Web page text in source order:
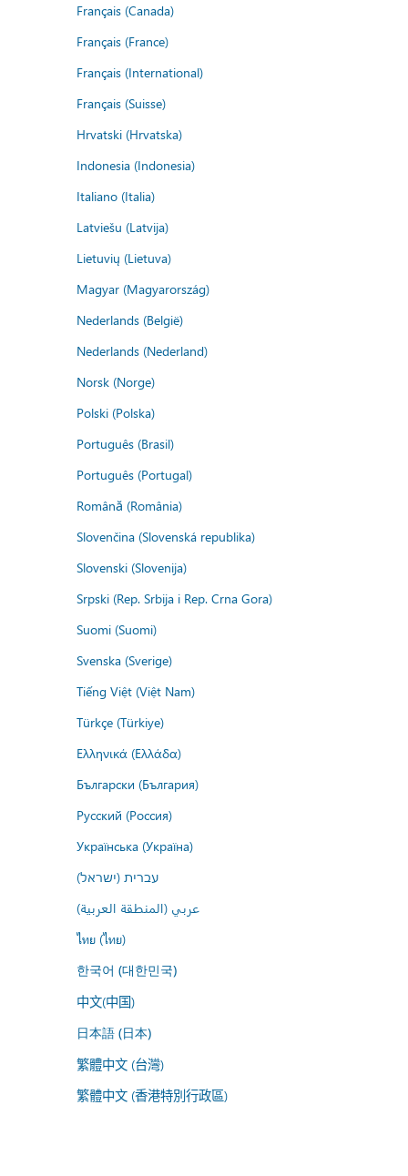
Français (Canada)
Français (France)
Français (International)
Français (Suisse)
Hrvatski (Hrvatska)
Indonesia (Indonesia)
Italiano (Italia)
Latviešu (Latvija)
Lietuvių (Lietuva)
Magyar (Magyarország)
Nederlands (België)
Nederlands (Nederland)
Norsk (Norge)
Polski (Polska)
Português (Brasil)
Português (Portugal)
Română (România)
Slovenčina (Slovenská republika)
Slovenski (Slovenija)
Srpski (Rep. Srbija i Rep. Crna Gora)
Suomi (Suomi)
Svenska (Sverige)
Tiếng Việt (Việt Nam)
Türkçe (Türkiye)
Ελληνικά (Ελλάδα)
Български (България)
Русский (Россия)
Українська (Україна)
עברית (ישראל)
عربي (المنطقة العربية)
ไทย (ไทย)
한국어 (대한민국)
中文(中国)
日本語 (日本)
繁體中文 (台灣)
繁體中文 (香港特別行政區)